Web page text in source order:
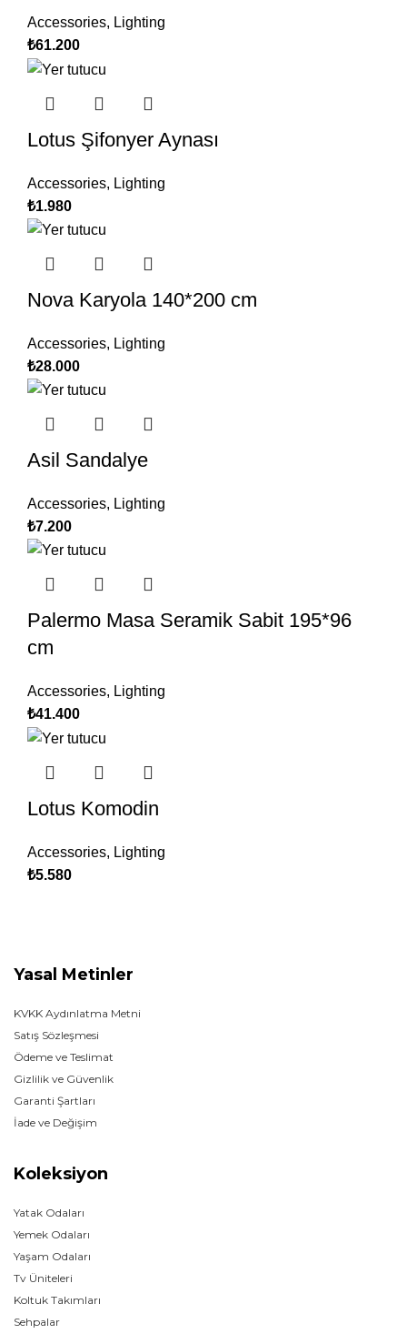
Accessories, Lighting
₺61.200
Lotus Şifonyer Aynası
Accessories, Lighting
₺1.980
Nova Karyola 140*200 cm
Accessories, Lighting
₺28.000
Asil Sandalye
Accessories, Lighting
₺7.200
Palermo Masa Seramik Sabit 195*96
cm
Accessories, Lighting
₺41.400
Lotus Komodin
Accessories, Lighting
₺5.580
Yasal Metinler
KVKK Aydınlatma Metni
Satış Sözleşmesi
Ödeme ve Teslimat
Gizlilik ve Güvenlik
Garanti Şartları
İade ve Değişim
Koleksiyon
Yatak Odaları
Yemek Odaları
Yaşam Odaları
Tv Üniteleri
Koltuk Takımları
Sehpalar